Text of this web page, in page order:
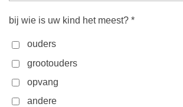
bij wie is uw kind het meest? *
ouders
grootouders
opvang
andere